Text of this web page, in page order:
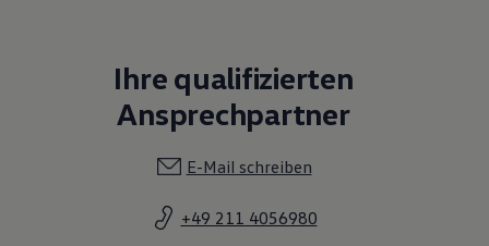
Ihre qualifizierten
Ansprechpartner
E-Mail schreiben
+49 211 4056980